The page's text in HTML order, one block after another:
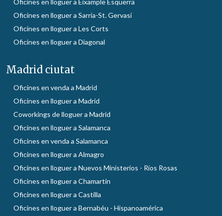
Oficines en lloguer a Sarria-St. Gervasi
Oficines en lloguer a Les Corts
Oficines en lloguer a Diagonal
Madrid ciutat
Oficines en venda a Madrid
Oficines en lloguer a Madrid
Coworkings de lloguer a Madrid
Oficines en lloguer a Salamanca
Oficines en venda a Salamanca
Oficines en lloguer a Almagro
Oficines en lloguer a Nuevos Ministerios - Ríos Rosas
Oficines en lloguer a Chamartín
Oficines en lloguer a Castilla
Oficines en lloguer a Bernabéu - Hispanoamérica